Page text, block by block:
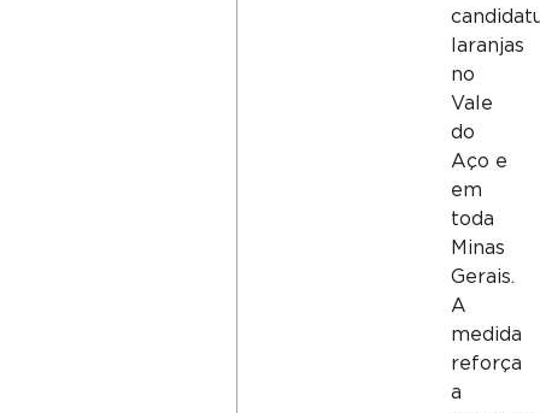
laranjas
no
Vale
do
Aço e
em
toda
Minas
Gerais.
A
medida
reforça
a